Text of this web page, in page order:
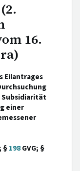
16.
Eilantrages
Subsidiarität
einer
§198GVG; §